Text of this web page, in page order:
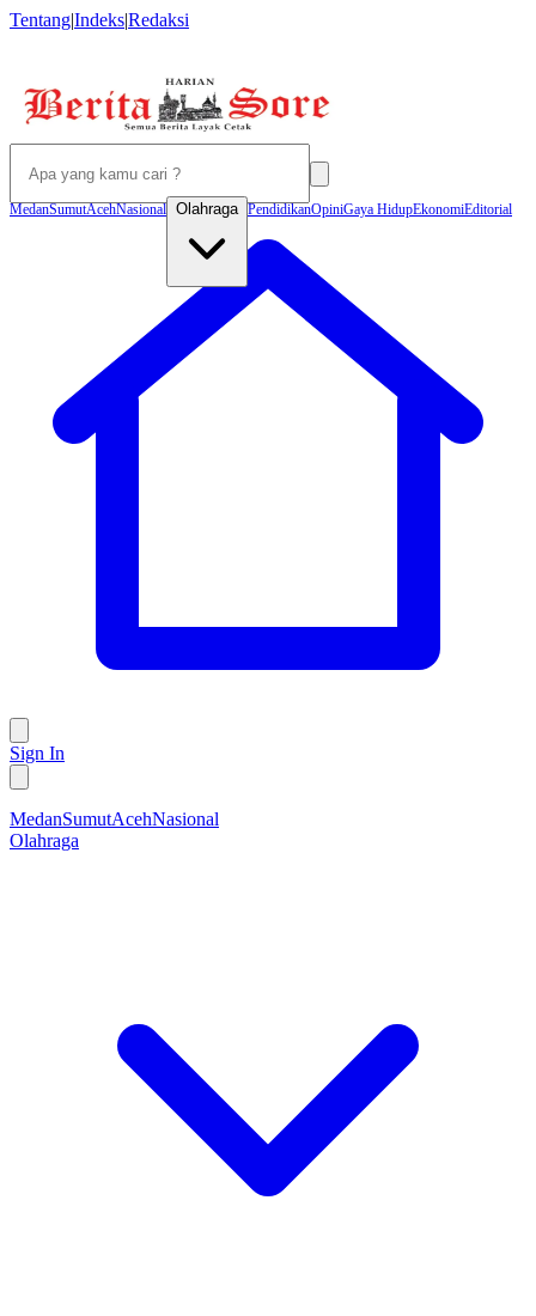
Tentang|Indeks|Redaksi
MedanSumutAcehNasional Olahraga PendidikanOpiniGaya HidupEkonomiEditorial
Sign In
MedanSumutAcehNasional
Olahraga